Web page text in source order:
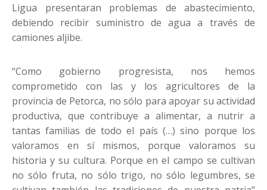
Ligua presentaran problemas de abastecimiento,
debiendo recibir suministro de agua a través de
camiones aljibe.
“Como gobierno progresista, nos hemos
comprometido con las y los agricultores de la
provincia de Petorca, no sólo para apoyar su actividad
productiva, que contribuye a alimentar, a nutrir a
tantas familias de todo el país (…) sino porque los
valoramos en sí mismos, porque valoramos su
historia y su cultura. Porque en el campo se cultivan
no sólo fruta, no sólo trigo, no sólo legumbres, se